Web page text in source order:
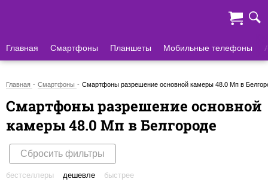
Главная Смартфоны Планшеты Мобильные телефоны
Главная Смартфоны Смартфоны разрешение основной камеры 48.0 Мп в
Смартфоны разрешение основной
камеры 48.0 Мп в Белгороде
Сбросить фильтры
бестселлеры дешевле быстрее